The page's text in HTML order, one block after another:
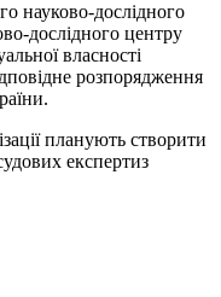
науково-дослідного
дослідного центру
власності
розпорядження
планують створити
експертиз